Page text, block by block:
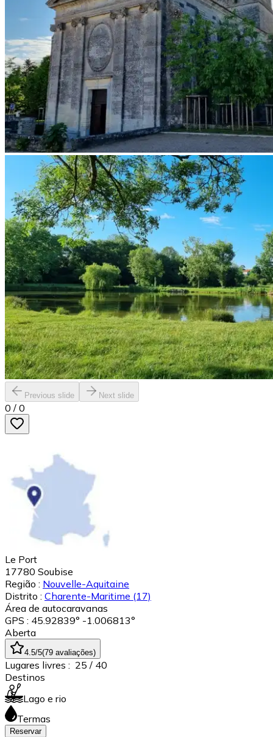
Previous slide Next slide
0 / 0
Le Port
17780 Soubise
Região : Nouvelle-Aquitaine
Distrito : Charente-Maritime (17)
Área de autocaravanas
GPS : 45.92839° -1.006813°
Aberta
4.5/5(79 avaliações)
Lugares livres : 25 / 40
Destinos
Lago e rio
Termas
Reservar